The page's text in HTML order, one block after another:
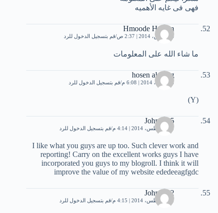
فهى فى غايه الأهميه
Hmoode Hassan
26 مارس، 2014 | 2:37 ص قم بتسجيل الدخول للرد
ما شاء الله على المعلومات
hosen al kang
28 أبريل، 2014 | 6:08 م قم بتسجيل الدخول للرد
(Y)
Johne695
31 أغسطس، 2014 | 4:14 م قم بتسجيل الدخول للرد
I like what you guys are up too. Such clever work and
reporting! Carry on the excellent works guys I have
incorporated you guys to my blogroll. I think it will
improve the value of my website ededeeagfgdc
Johna482
31 أغسطس، 2014 | 4:15 م قم بتسجيل الدخول للرد